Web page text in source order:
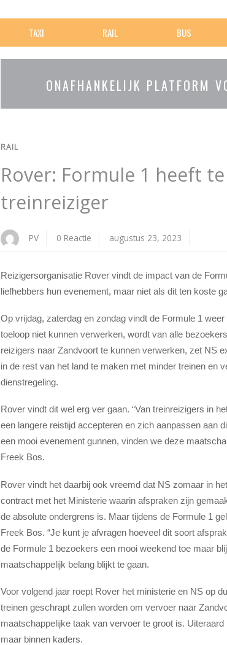
TAXI RAIL BUS
ONAFHANKELIJK PLATFORM
RAIL
Rover: Formule 1 heeft
treinreiziger
PV 0 Reactie augustus 23, 2023
Reizigersorganisatie Rover vindt de impact van de
liefhebbers hun evenement, maar niet als dit ten koste
Op vrijdag, zaterdag en zondag vindt de Formule 1
toeloop niet kunnen verwerken, wordt van alle
reizigers naar Zandvoort te kunnen verwerken, zet NS
in de rest van het land te maken met minder treinen en
dienstregeling.
Rover vindt dit wel erg ver gaan. “Van treinreizigers in
een langere reistijd accepteren en zich aanpassen aan
een mooi evenement gunnen, vinden we deze
Freek Bos.
Rover vindt het daarbij ook vreemd dat NS zomaar in
contract met het Ministerie waarin afspraken zijn
de absolute ondergrens is. Maar tijdens de Formule 1
Freek Bos. “Je kunt je afvragen hoeveel dit soort
de Formule 1 bezoekers een mooi weekend toe maar
maatschappelijk belang blijkt te gaan.
Voor volgend jaar roept Rover het ministerie en NS op
treinen geschrapt zullen worden om vervoer naar
maatschappelijke taak van vervoer te groot is.
maar binnen kaders.